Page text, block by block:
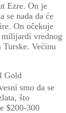
Ezre. On je
se nada da će
On očekuje
milijardi vrednog
Većinu
Gold
smo da se
što
$200-300